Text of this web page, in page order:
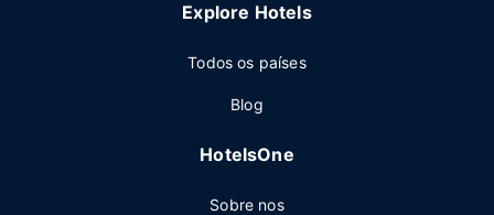
Explore Hotels
Todos os países
Blog
HotelsOne
Sobre nos